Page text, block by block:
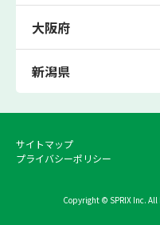
合っているけど先生との相性が合
制度」もございます。お悩み事や
さい！
大阪府
新潟県
サイトマップ
プライバシーポリシー
Copyright © SPRIX Inc. All